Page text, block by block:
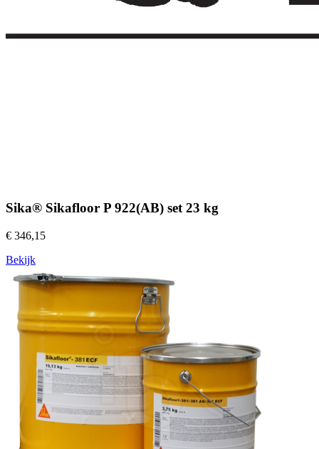
Sika® Sikafloor P 922(AB) set 23 kg
€ 346,15
Bekijk